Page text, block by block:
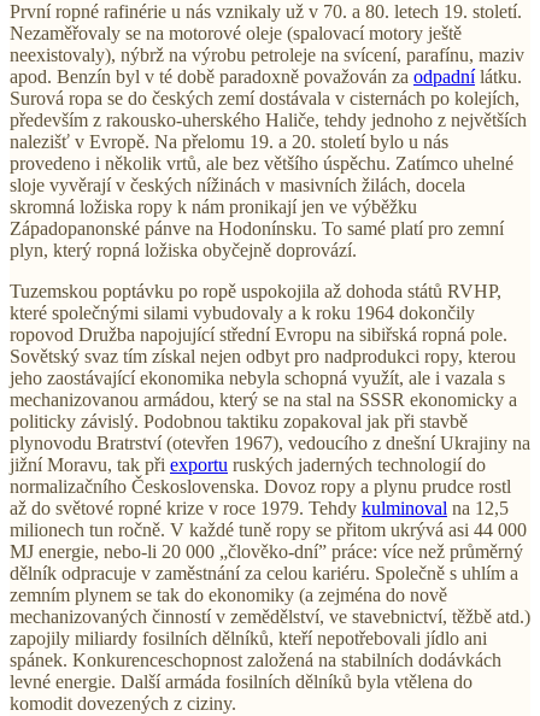
První ropné rafinérie u nás vznikaly už v 70. a 80. letech 19. století.
Nezaměřovaly se na motorové oleje (spalovací motory ještě
neexistovaly), nýbrž na výrobu petroleje na svícení, parafínu, maziv
apod. Benzín byl v té době paradoxně považován za odpadnílátku.
Surová ropa se do českých zemí dostávala v cisternách po kolejích,
především z rakousko-uherského Haliče, tehdy jednoho z největších
nalezišť v Evropě. Na přelomu 19. a 20. století bylo u nás
provedeno i několik vrtů, ale bez většího úspěchu. Zatímco uhelné
sloje vyvěrají v českých nížinách v masivních žilách, docela
skromná ložiska ropy k nám pronikají jen ve výběžku
Západopanonské pánve na Hodonínsku. To samé platí pro zemní
plyn, který ropná ložiska obyčejně doprovází.
Tuzemskou poptávku po ropě uspokojila až dohoda států RVHP,
které společnými silami vybudovaly a k roku 1964 dokončily
ropovod Družba napojující střední Evropu na sibiřská ropná pole.
Sovětský svaz tím získal nejen odbyt pro nadprodukci ropy, kterou
jeho zaostávající ekonomika nebyla schopná využít, ale i vazala s
mechanizovanou armádou, který se na stal na SSSR ekonomicky a
politicky závislý. Podobnou taktiku zopakoval jak při stavbě
plynovodu Bratrství (otevřen 1967), vedoucího z dnešní Ukrajiny na
jižní Moravu, tak při exportu ruských jaderných technologií do
normalizačního Československa. Dovoz ropy a plynu prudce rostl
až do světové ropné krize v roce 1979. Tehdy kulminoval na 12,5
milionech tun ročně. V každé tuně ropy se přitom ukrývá asi 44 000
MJ energie, nebo-li 20 000 „člověko-dní” práce: více než průměrný
dělník odpracuje v zaměstnání za celou kariéru. Společně s uhlím a
zemním plynem se tak do ekonomiky (a zejména do nově
mechanizovaných činností v zemědělství, ve stavebnictví, těžbě atd.)
zapojily miliardy fosilních dělníků, kteří nepotřebovali jídlo ani
spánek. Konkurenceschopnost založená na stabilních dodávkách
levné energie. Další armáda fosilních dělníků byla vtělena do
komodit dovezených z ciziny.